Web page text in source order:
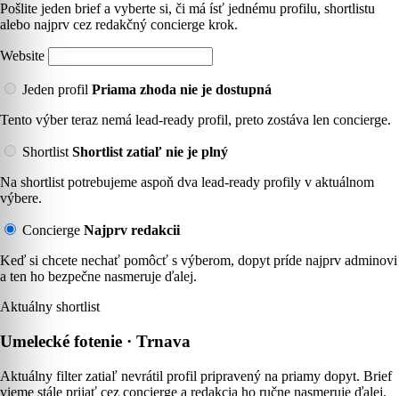
Pošlite jeden brief a vyberte si, či má ísť jednému profilu, shortlistu
alebo najprv cez redakčný concierge krok.
Website
Jeden profil Priama zhoda nie je dostupná
Tento výber teraz nemá lead-ready profil, preto zostáva len concierge.
Shortlist Shortlist zatiaľ nie je plný
Na shortlist potrebujeme aspoň dva lead-ready profily v aktuálnom
výbere.
Concierge Najprv redakcii
Keď si chcete nechať pomôcť s výberom, dopyt príde najprv adminovi
a ten ho bezpečne nasmeruje ďalej.
Aktuálny shortlist
Umelecké fotenie · Trnava
Aktuálny filter zatiaľ nevrátil profil pripravený na priamy dopyt. Brief
vieme stále prijať cez concierge a redakcia ho ručne nasmeruje ďalej.